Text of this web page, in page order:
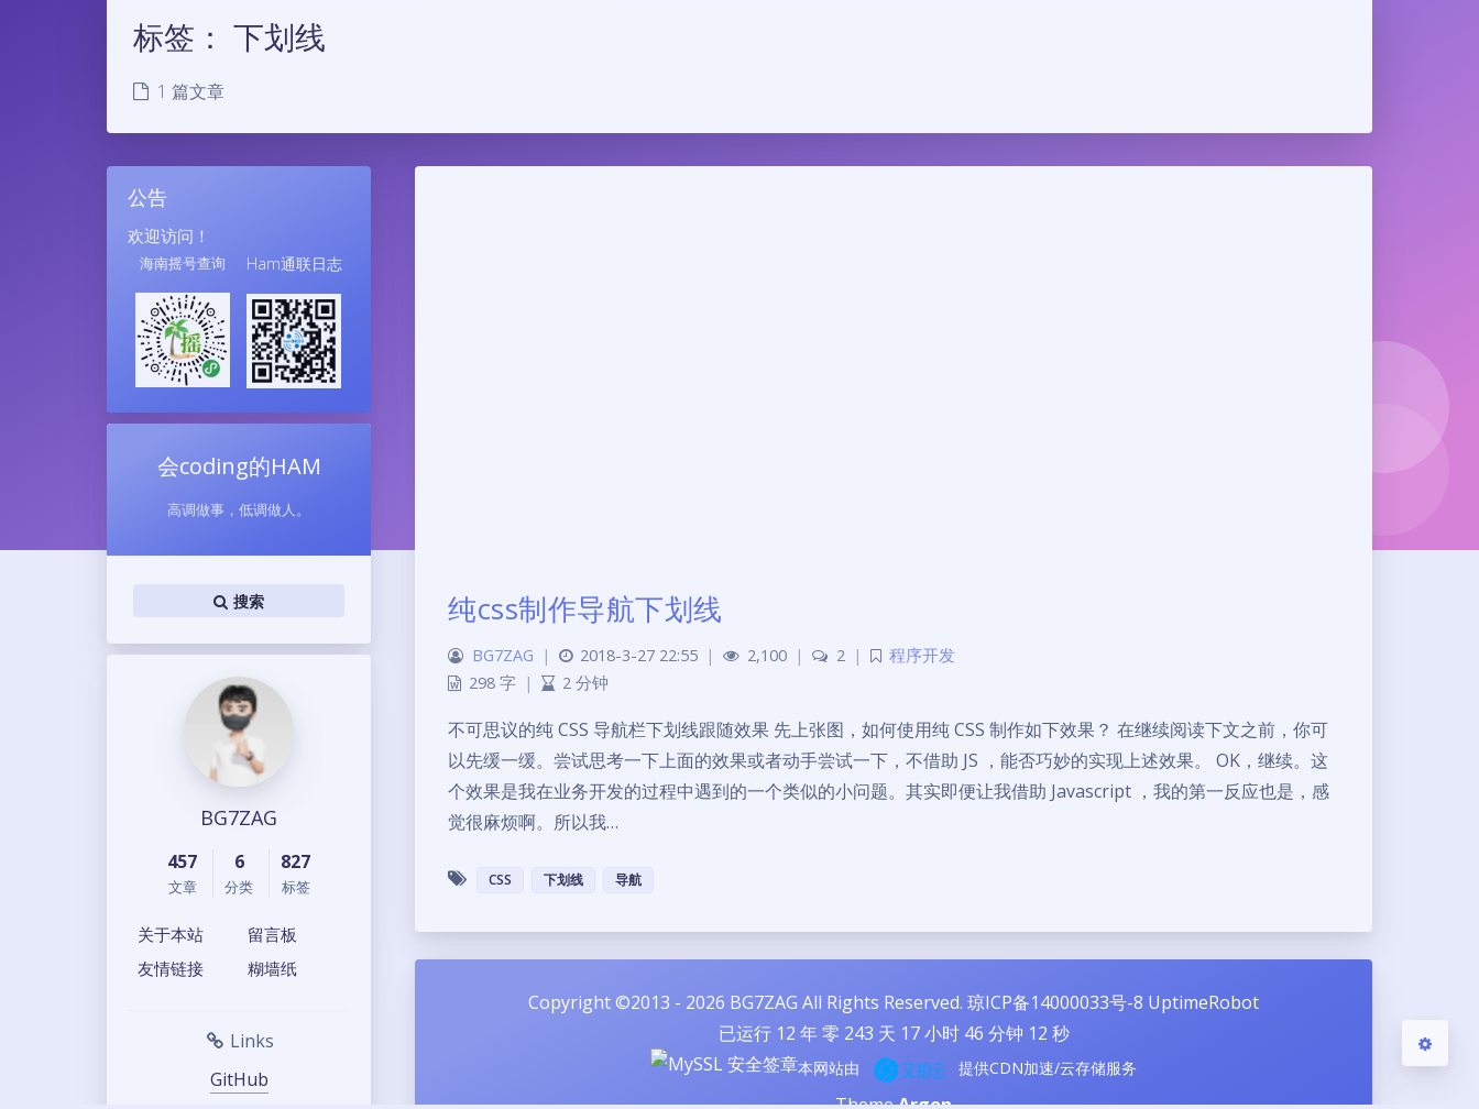
夜间模式
Sans Serif Serif
标签： 下划线
1 篇文章
公告
欢迎访问！
海南摇号查询 Ham通联日志
会coding的HAM
高调做事，低调做人。
搜索
BG7ZAG
457
文章
6
分类
827
标签
关于本站
留言板
友情链接
糊墙纸
Links
GitHub
纯css制作导航下划线
BG7ZAG | 2018-3-27 22:55 | 2,100 | 2 |
程序开发
298 字 | 2 分钟
不可思议的纯 CSS 导航栏下划线跟随效果 先上张图，如何使用纯 CSS 制作如下效果？ 在继续阅读下文之前，你可
以先缓一缓。尝试思考一下上面的效果或者动手尝试一下，不借助 JS ，能否巧妙的实现上述效果。 OK，继续。这
个效果是我在业务开发的过程中遇到的一个类似的小问题。其实即便让我借助 Javascript ，我的第一反应也是，感
觉很麻烦啊。所以我…
CSS 下划线 导航
Copyright ©2013 - 2026 BG7ZAG All Rights Reserved. 琼ICP备14000033号-8 UptimeRobot
已运行 12 年 零 243 天 17小时 46 分钟 13 秒
本网站由 提供CDN加速/云存储服务